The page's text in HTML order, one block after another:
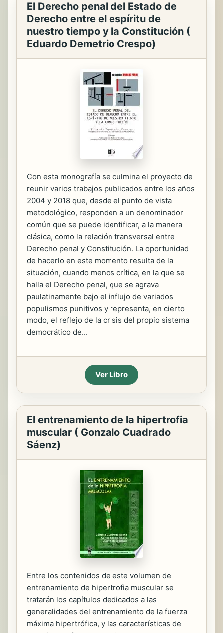
El Derecho penal del Estado de
Derecho entre el espíritu de
nuestro tiempo y la Constitución (
Eduardo Demetrio Crespo)
Con esta monografía se culmina el proyecto de
reunir varios trabajos publicados entre los años
2004 y 2018 que, desde el punto de vista
metodológico, responden a un denominador
común que se puede identificar, a la manera
clásica, como la relación transversal entre
Derecho penal y Constitución. La oportunidad
de hacerlo en este momento resulta de la
situación, cuando menos crítica, en la que se
halla el Derecho penal, que se agrava
paulatinamente bajo el influjo de variados
populismos punitivos y representa, en cierto
modo, el reflejo de la crisis del propio sistema
democrático de...
Ver Libro
El entrenamiento de la hipertrofia
muscular ( Gonzalo Cuadrado
Sáenz)
Entre los contenidos de este volumen de
entrenamiento de hipertrofia muscular se
tratarán los capítulos dedicados a las
generalidades del entrenamiento de la fuerza
máxima hipertrófica, y las características de